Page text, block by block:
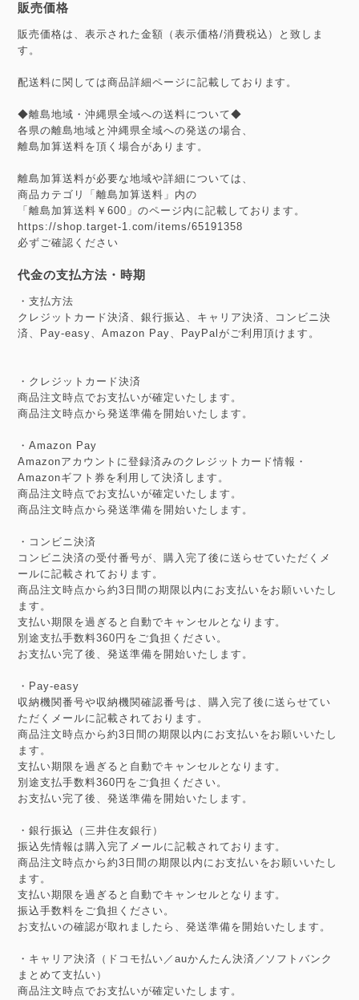
販売価格
販売価格は、表示された金額（表示価格/消費税込）と致しま
す。
配送料に関しては商品詳細ページに記載しております。
◆離島地域・沖縄県全域への送料について◆
各県の離島地域と沖縄県全域への発送の場合、
離島加算送料を頂く場合があります。
離島加算送料が必要な地域や詳細については、
商品カテゴリ「離島加算送料」内の
「離島加算送料￥600」のページ内に記載しております。
https://shop.target-1.com/items/65191358
必ずご確認ください
代金の支払方法・時期
・支払方法
クレジットカード決済、銀行振込、キャリア決済、コンビニ決
済、Pay-easy、Amazon Pay、PayPalがご利用頂けます。
・クレジットカード決済
商品注文時点でお支払いが確定いたします。
商品注文時点から発送準備を開始いたします。
・Amazon Pay
Amazonアカウントに登録済みのクレジットカード情報・
Amazonギフト券を利用して決済します。
商品注文時点でお支払いが確定いたします。
商品注文時点から発送準備を開始いたします。
・コンビニ決済
コンビニ決済の受付番号が、購入完了後に送らせていただくメ
ールに記載されております。
商品注文時点から約3日間の期限以内にお支払いをお願いいたし
ます。
支払い期限を過ぎると自動でキャンセルとなります。
別途支払手数料360円をご負担ください。
お支払い完了後、発送準備を開始いたします。
・Pay-easy
収納機関番号や収納機関確認番号は、購入完了後に送らせてい
ただくメールに記載されております。
商品注文時点から約3日間の期限以内にお支払いをお願いいたし
ます。
支払い期限を過ぎると自動でキャンセルとなります。
別途支払手数料360円をご負担ください。
お支払い完了後、発送準備を開始いたします。
・銀行振込（三井住友銀行）
振込先情報は購入完了メールに記載されております。
商品注文時点から約3日間の期限以内にお支払いをお願いいたし
ます。
支払い期限を過ぎると自動でキャンセルとなります。
振込手数料をご負担ください。
お支払いの確認が取れましたら、発送準備を開始いたします。
・キャリア決済（ドコモ払い／auかんたん決済／ソフトバンク
まとめて支払い）
商品注文時点でお支払いが確定いたします。